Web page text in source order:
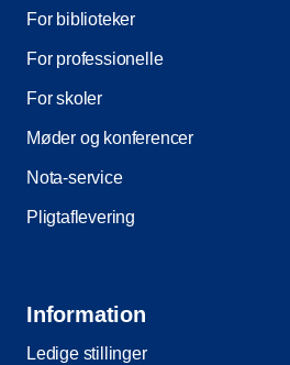
For biblioteker
For professionelle
For skoler
Møder og konferencer
Nota-service
Pligtaflevering
Information
Ledige stillinger